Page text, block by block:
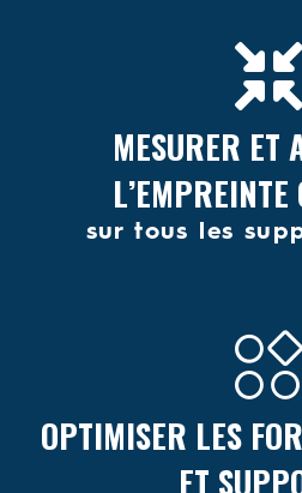
MESURER ET
sur tous les
OPTIMISER LES
ET